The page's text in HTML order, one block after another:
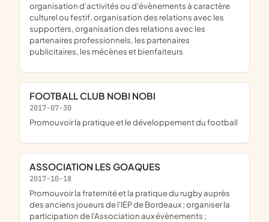
organisation d'activités ou d'évènements à caractère
culturel ou festif, organisation des relations avec les
supporters, organisation des relations avec les
partenaires professionnels, les partenaires
publicitaires, les mécènes et bienfaiteurs
FOOTBALL CLUB NOBI NOBI
2017-07-30
promouvoir la pratique et le développement du football
ASSOCIATION LES GOAQUES
2017-10-18
promouvoir la fraternité et la pratique du rugby auprès
des anciens joueurs de l'IEP de Bordeaux ; organiser la
participation de l'Association aux évènements ;